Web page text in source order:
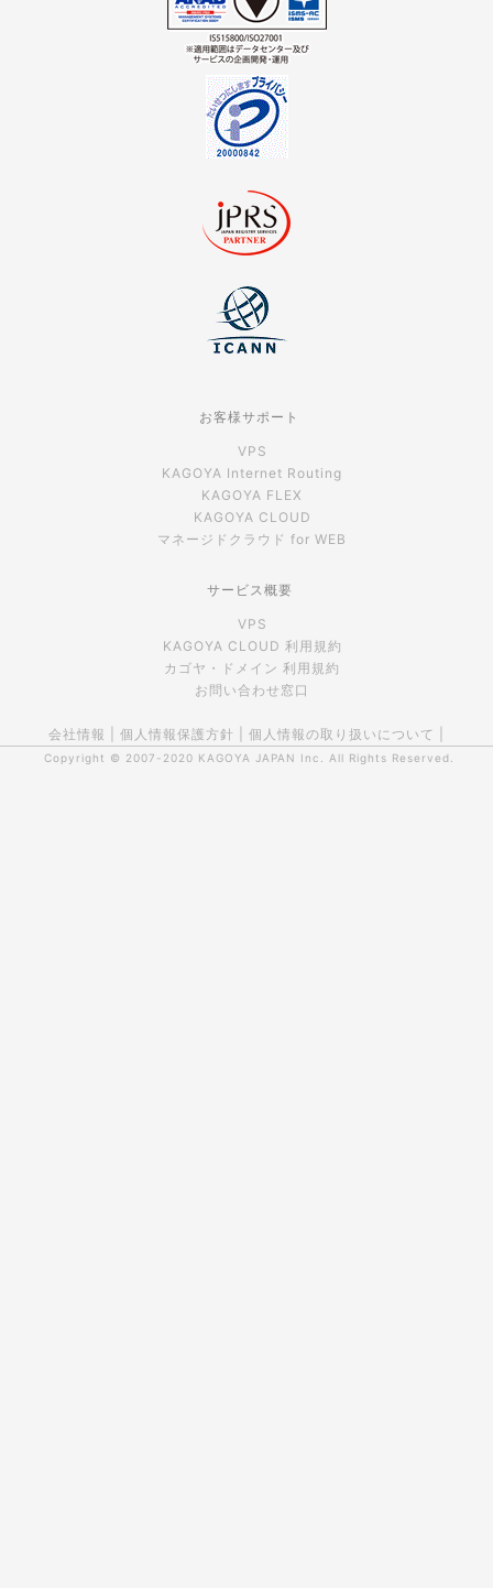
お客様サポート
VPS
KAGOYA Internet Routing
KAGOYA FLEX
KAGOYA CLOUD
マネージドクラウド for WEB
サービス概要
VPS
KAGOYA CLOUD 利用規約
カゴヤ・ドメイン 利用規約
お問い合わせ窓口
会社情報 個人情報保護方針 個人情報の取り扱いについて
Copyright © 2007-2020 KAGOYA JAPAN Inc. All Rights Reserved.